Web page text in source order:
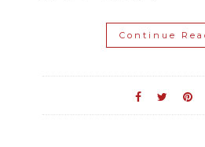
Continue